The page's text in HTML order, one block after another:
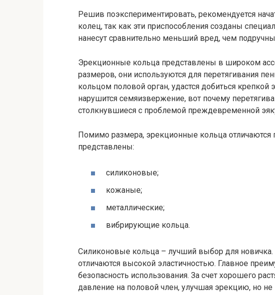
Решив поэкспериментировать, рекомендуется
колец, так как эти приспособления созданы
нанесут сравнительно меньший вред, чем
Эрекционные кольца представлены в широком
размеров, они используются для перетягивания
кольцом половой орган, удастся добиться крепкой
нарушится семяизвержение, вот почему
столкнувшиеся с проблемой преждевременной
Помимо размера, эрекционные кольца отличаются
представлены:
силиконовые;
кожаные;
металлические;
вибрирующие кольца.
Силиконовые кольца – лучший выбор для новичка.
отличаются высокой эластичностью. Главное
безопасность использования. За счет хорошего
давление на половой член, улучшая эрекцию, но